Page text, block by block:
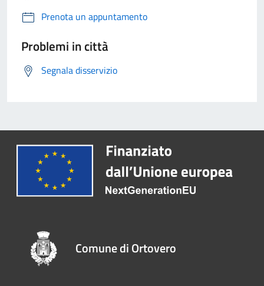
Prenota un appuntamento
Problemi in città
Segnala disservizio
Comune di Ortovero